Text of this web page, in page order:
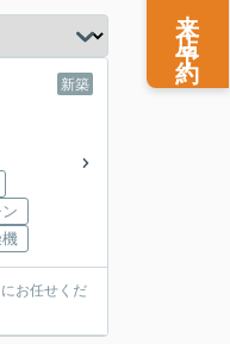
新築
お任せくだ
来店予約